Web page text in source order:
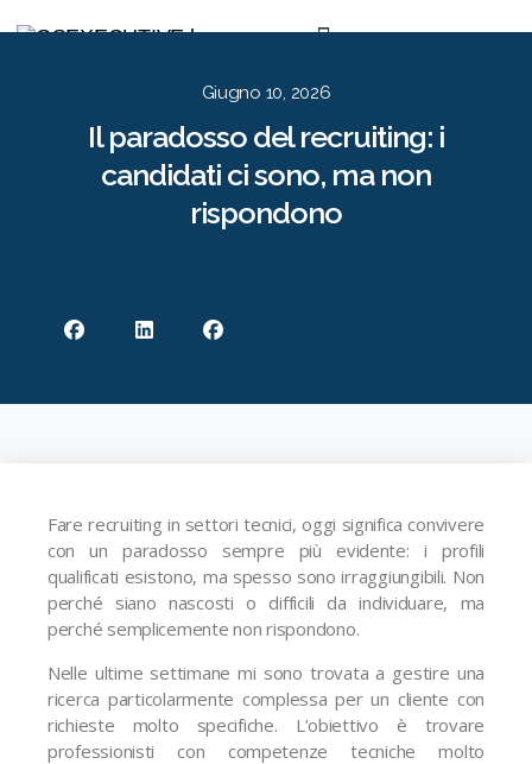
Giugno 10, 2026
Il paradosso del recruiting: i
candidati ci sono, ma non
rispondono
Fare recruiting in settori tecnici, oggi significa convivere
con un paradosso sempre più evidente: i profili
qualificati esistono, ma spesso sono irraggiungibili. Non
perché siano nascosti o difficili da individuare, ma
perché semplicemente non rispondono.
Nelle ultime settimane mi sono trovata a gestire una
ricerca particolarmente complessa per un cliente con
richieste molto specifiche. L’obiettivo è trovare
professionisti con competenze tecniche molto